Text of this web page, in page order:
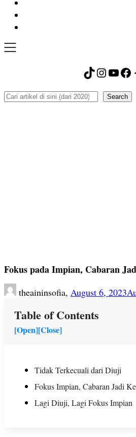
TikTok
Search Search
Fokus pada Impian, Cabaran
theaininsofia, August 6, 2023
Table of Contents
[Open][Close]
Tidak Terkecuali dari Diuji
Fokus Impian, Cabaran Jadi
Lagi Diuji, Lagi Fokus Impian